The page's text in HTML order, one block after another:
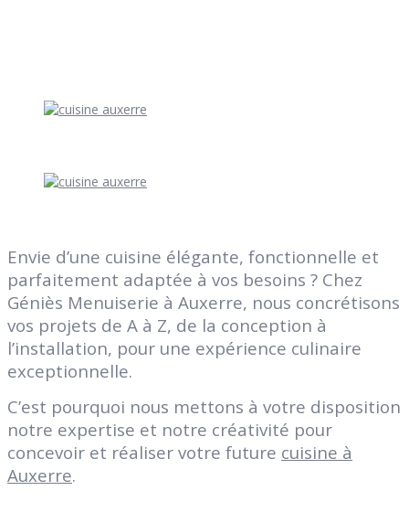
Envie d’une cuisine élégante, fonctionnelle et
parfaitement adaptée à vos besoins ? Chez
Géniès Menuiserie à Auxerre, nous concrétisons
vos projets de A à Z, de la conception à
l’installation, pour une expérience culinaire
exceptionnelle.
C’est pourquoi nous mettons à votre disposition
notre expertise et notre créativité pour
concevoir et réaliser votre future cuisine à
Auxerre.